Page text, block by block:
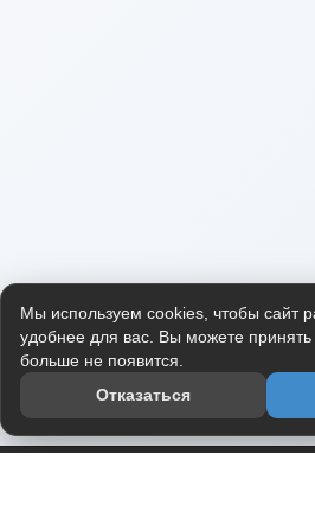
Мы используем cookies, чтобы сайт
удобнее для вас. Вы можете
больше не появится.
Отказаться